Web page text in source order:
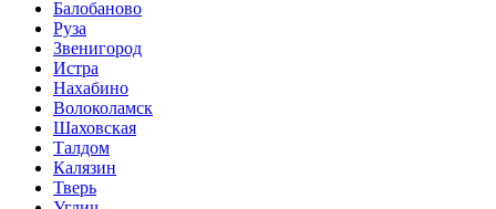
Балобаново
Руза
Звенигород
Истра
Нахабино
Волоколамск
Шаховская
Талдом
Калязин
Тверь